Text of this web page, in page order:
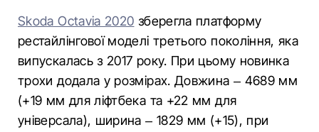
Skoda Octavia 2020 зберегла платформу
рестайлінгової моделі третього покоління, яка
випускалась з 2017 року. При цьому новинка
трохи додала у розмірах. Довжина – 4689 мм
(+19 мм для ліфтбека та +22 мм для
універсала), ширина – 1829 мм (+15), при